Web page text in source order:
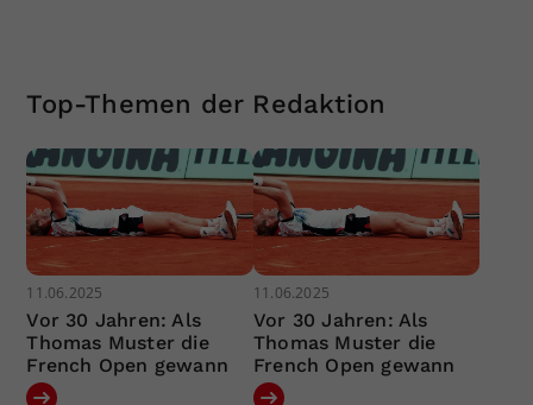
Top-Themen der Redaktion
11.06.2025
Vor 30 Jahren: Als
Thomas Muster die
French Open gewann
11.06.2025
Vor 30 Jahren: Als
Thomas Muster die
French Open gewann